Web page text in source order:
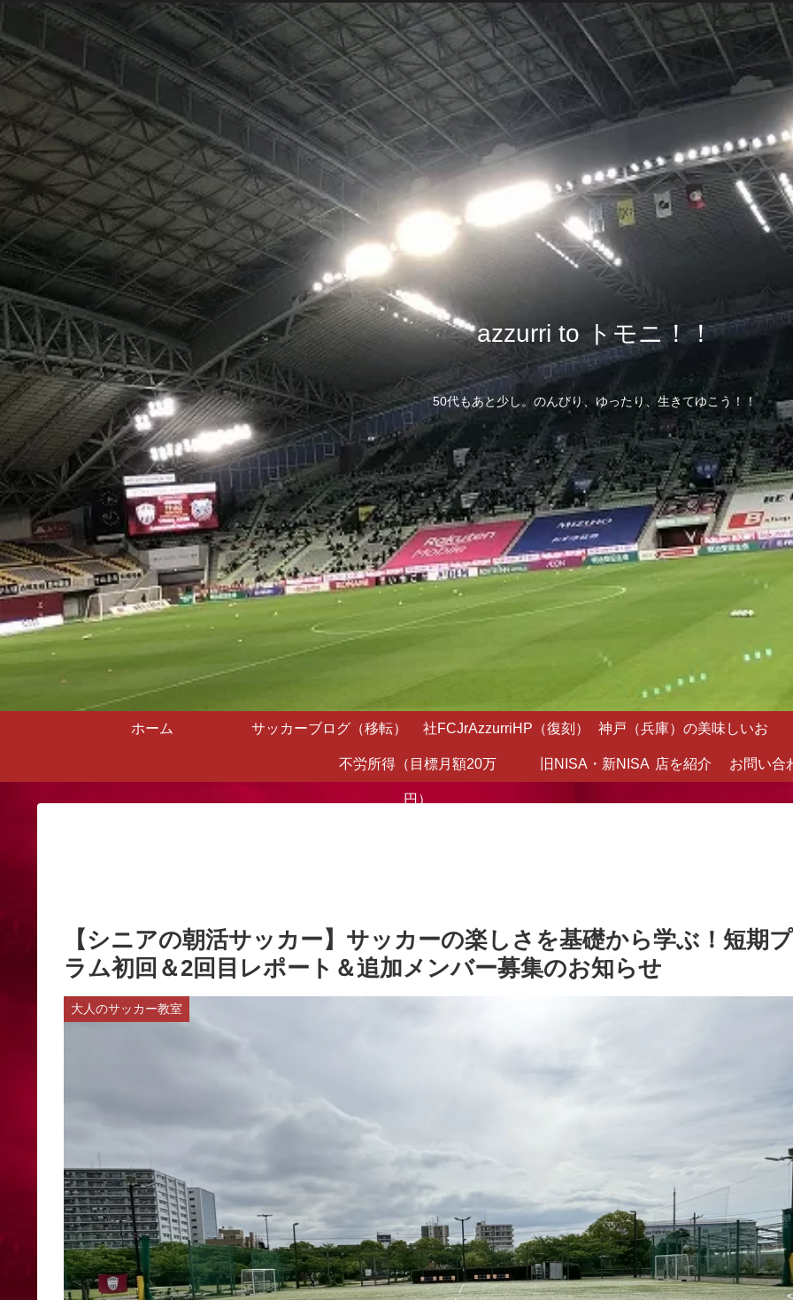
azzurri to トモニ！！
50代もあと少し。のんびり、ゆったり、生きてゆこう！！
ホーム サッカーブログ（移転） 社FCJrAzzurriHP（復刻） 神戸（兵庫）の美味しいお
店を紹介
不労所得（目標月額20万
円）
旧NISA・新NISA お問い合
【シニアの朝活サッカー】サッカーの楽しさを基礎から学ぶ！短期
ラム初回＆2回目レポート＆追加メンバー募集のお知らせ
大人のサッカー教室